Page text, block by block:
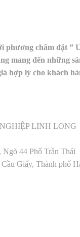
phương châm đặt ”
mang đến những
hợp lý cho khách
LINH LONG
44 Phố Trần Thái
Giấy, Thành phố